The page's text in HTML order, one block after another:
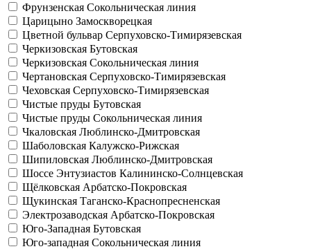
Фрунзенская Сокольническая линия
Царицыно Замоскворецкая
Цветной бульвар Серпуховско-Тимирязевская
Черкизовская Бутовская
Черкизовская Сокольническая линия
Чертановская Серпуховско-Тимирязевская
Чеховская Серпуховско-Тимирязевская
Чистые пруды Бутовская
Чистые пруды Сокольническая линия
Чкаловская Люблинско-Дмитровская
Шаболовская Калужско-Рижская
Шипиловская Люблинско-Дмитровская
Шоссе Энтузиастов Калининско-Солнцевская
Щёлковская Арбатско-Покровская
Щукинская Таганско-Краснопресненская
Электрозаводская Арбатско-Покровская
Юго-Западная Бутовская
Юго-западная Сокольническая линия